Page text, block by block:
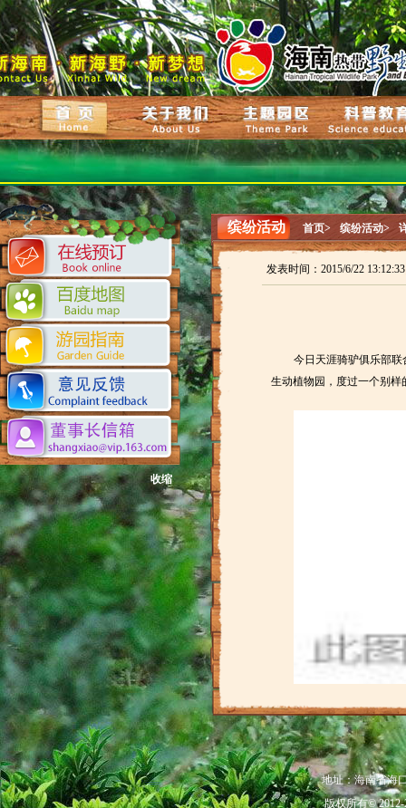
收缩
缤纷活动 首页> 缤纷活动>
发表时间：2015/6/22
今日天涯骑驴俱乐部
生动植物园，度过一个别
地址：海南省海
版权所有©